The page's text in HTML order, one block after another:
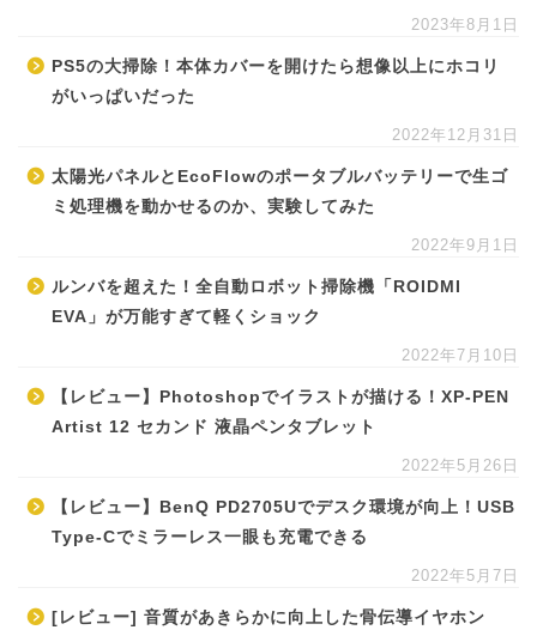
2023年8月1日
PS5の大掃除！本体カバーを開けたら想像以上にホコリ
がいっぱいだった
2022年12月31日
太陽光パネルとEcoFlowのポータブルバッテリーで生ゴ
ミ処理機を動かせるのか、実験してみた
2022年9月1日
ルンバを超えた！全自動ロボット掃除機「ROIDMI
EVA」が万能すぎて軽くショック
2022年7月10日
【レビュー】Photoshopでイラストが描ける！XP-PEN
Artist 12 セカンド 液晶ペンタブレット
2022年5月26日
【レビュー】BenQ PD2705Uでデスク環境が向上！USB
Type-Cでミラーレス一眼も充電できる
2022年5月7日
[レビュー] 音質があきらかに向上した骨伝導イヤホン